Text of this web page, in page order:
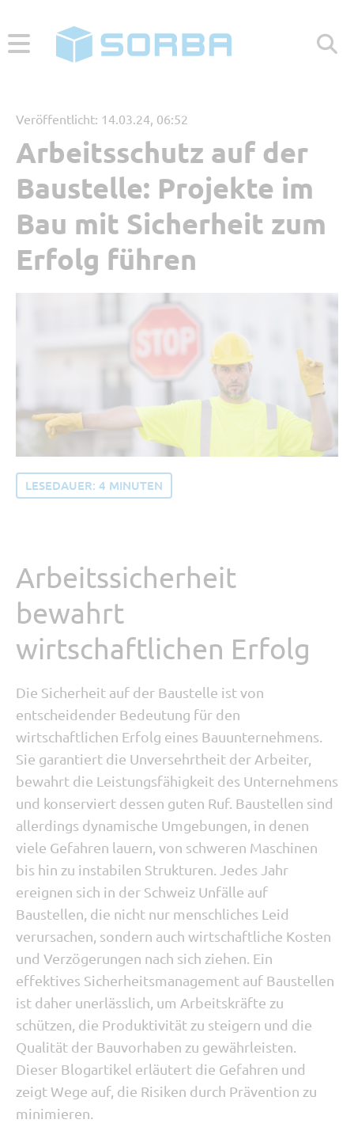
ABONNIERENZUR WEBSEITE
Menü
Aktuelle Beiträge
Beliebt
Kategorien
Referenzbericht
SORBA erleben
Buchhaltung und Recht
Veröffentlicht: 14.03.24, 06:52
Arbeitsschutz auf der
Baustelle: Projekte im
Bau mit Sicherheit zum
Erfolg führen
LESEDAUER: 4 MINUTEN
Arbeitssicherheit
bewahrt
wirtschaftlichen Erfolg
Die Sicherheit auf der Baustelle ist von
entscheidender Bedeutung für den
wirtschaftlichen Erfolg eines Bauunternehmens.
Sie garantiert die Unversehrtheit der Arbeiter,
bewahrt die Leistungsfähigkeit des Unternehmens
und konserviert dessen guten Ruf. Baustellen sind
allerdings dynamische Umgebungen, in denen
viele Gefahren lauern, von schweren Maschinen
bis hin zu instabilen Strukturen. Jedes Jahr
ereignen sich in der Schweiz Unfälle auf
Baustellen, die nicht nur menschliches Leid
verursachen, sondern auch wirtschaftliche Kosten
und Verzögerungen nach sich ziehen. Ein
effektives Sicherheitsmanagement auf Baustellen
ist daher unerlässlich, um Arbeitskräfte zu
schützen, die Produktivität zu steigern und die
Qualität der Bauvorhaben zu gewährleisten.
Dieser Blogartikel erläutert die Gefahren und
zeigt Wege auf, die Risiken durch Prävention zu
minimieren.